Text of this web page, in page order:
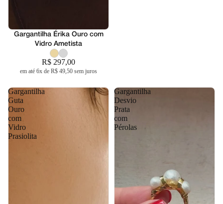
Lançamento
Gargantilha Érika Ouro com
Vidro Ametista
R$ 297,00
em até 6x de R$ 49,50 sem juros
Gargantilha
Guta
Ouro
com
Vidro
Prasiolita
Gargantilha
Desvio
Prata
com
Pérolas